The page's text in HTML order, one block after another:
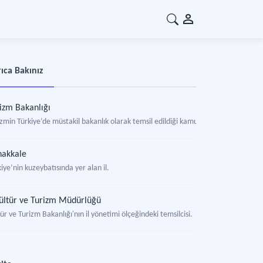
Bakınız
Bakanlığı
Türkiye’de müstakil bakanlık olarak temsil edildiği kamu idaresi.
kuzeybatısında yer alan il.
ve Turizm Müdürlüğü
ve Turizm Bakanlığı'nın il yönetimi ölçeğindeki temsilcisi.